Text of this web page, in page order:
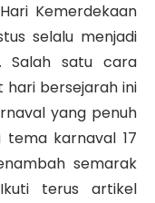
Kemerdekaan
selalu menjadi
Salah satu cara
bersejarah ini
yang penuh
karnaval 17
semarak
terus artikel